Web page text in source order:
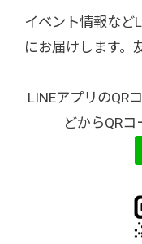
イベント情報など
にお届けします。
LINEアプリのQR
どからQRコ